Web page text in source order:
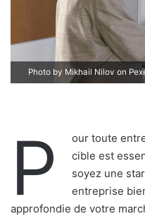
Photo by Mikhail Nilov on
P
our toute
cible est
soyez une
entreprise
approfondie de votre